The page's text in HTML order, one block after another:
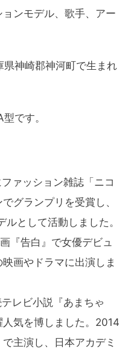
ンモデル、歌手、アー
神崎郡神河町で生まれ
です。
ァッション雑誌「ニコ
グランプリを受賞し、
として活動しました。
『告白』で女優デビュ
画やドラマに出演しま
レビ小説『あまちゃ
気を博しました。2014
主演し、日本アカデミ